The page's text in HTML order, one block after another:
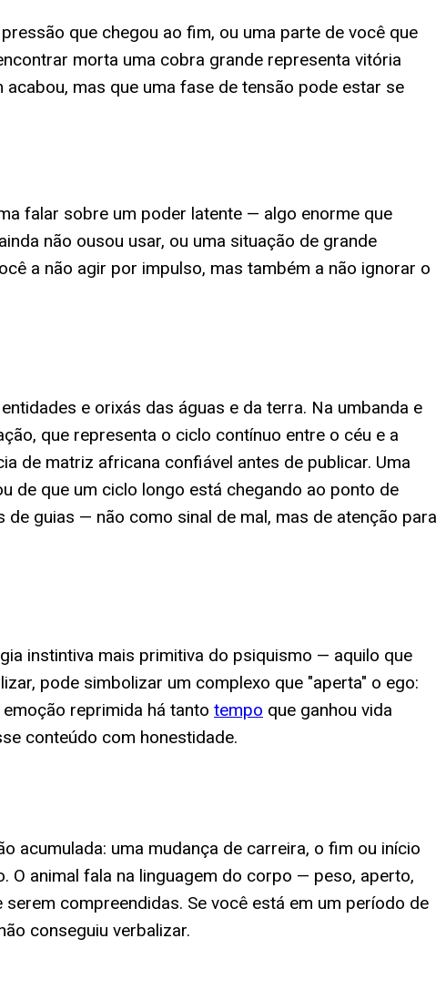
que chegou ao fim, ou uma parte de você que
morta uma cobra grande representa vitória
mas que uma fase de tensão pode estar se
falar sobre um poder latente — algo enorme que
não ousou usar, ou uma situação de grande
a não agir por impulso, mas também a não ignorar o
e orixás das águas e da terra. Na umbanda e
que representa o ciclo contínuo entre o céu e a
de matriz africana confiável antes de publicar. Uma
de que um ciclo longo está chegando ao ponto de
guias — não como sinal de mal, mas de atenção para
instintiva mais primitiva do psiquismo — aquilo que
pode simbolizar um complexo que "aperta" o ego:
reprimida há tanto tempo que ganhou vida
conteúdo com honestidade.
acumulada: uma mudança de carreira, o fim ou início
O animal fala na linguagem do corpo — peso, aperto,
compreendidas. Se você está em um período de
conseguiu verbalizar.